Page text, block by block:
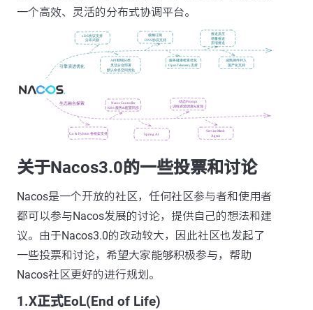
一个高效、灵活的分布式协调平台。
关于Nacos3.0的一些投票和讨论
Nacos是一个开放的社区，任何社区参与者和使用者
都可以参与Nacos发展的讨论，提供自己的想法和建
议。由于Nacos3.0的改动较大，因此社区也发起了
一些投票和讨论，希望大家能够积极参与，帮助
Nacos社区更好的进行规划。
1.X正式EoL(End of Life)